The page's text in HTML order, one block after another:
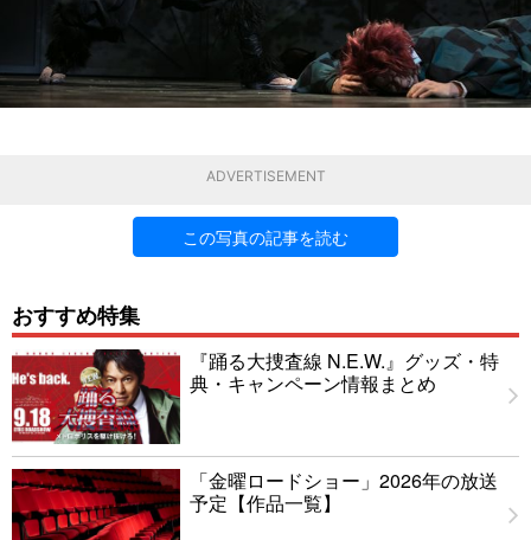
ADVERTISEMENT
この写真の記事を読む
おすすめ特集
『踊る大捜査線 N.E.W.』グッズ・特
典・キャンペーン情報まとめ
「金曜ロードショー」2026年の放送
予定【作品一覧】